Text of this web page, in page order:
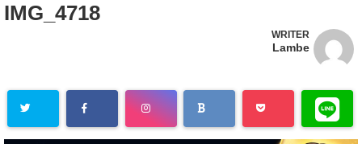
IMG_4718
WRITER
Lambe